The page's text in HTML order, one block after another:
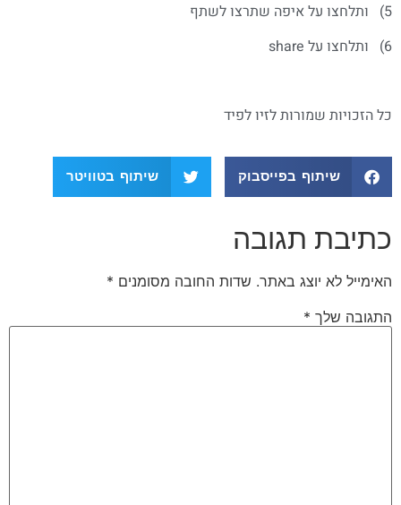
5) ותלחצו על איפה שתרצו לשתף
6) ותלחצו על share
כל הזכויות שמורות לזיו לפיד
שיתוף בפייסבוק שיתוף בטוויטר
כתיבת תגובה
האימייל לא יוצג באתר. שדות החובה מסומנים *
התגובה שלך *